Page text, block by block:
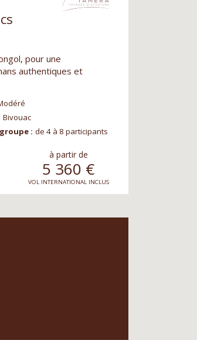
pour une
authentiques et
Bivouac
: de 4 à 8 participants
à partir de
5 360 €
VOL INTERNATIONAL INCLUS